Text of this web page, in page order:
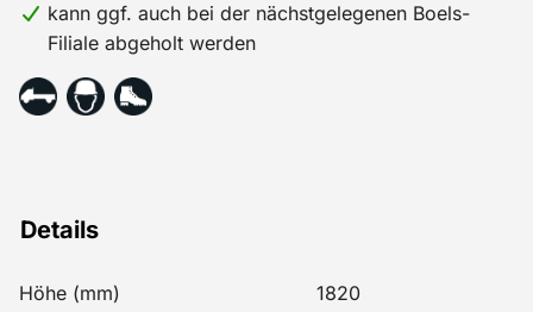
Details
Höhe (mm) 1820
kann ggf. auch bei der nächstgelegenen Boels-
Filiale abgeholt werden